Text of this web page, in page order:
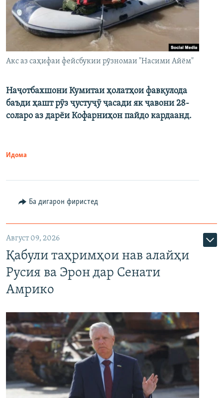
Акс аз саҳифаи фейсбукии рӯзномаи "Насими Айём"
Наҷотбахшони Кумитаи ҳолатҳои фавқулода
баъди ҳашт рӯз ҷустуҷӯ ҷасади як ҷавони 28-
соларо аз дарёи Кофарниҳон пайдо кардаанд.
Идома
Ба дигарон фиристед
Август 09, 2026
Қабули таҳримҳои нав алайҳи
Русия ва Эрон дар Сенати
Амрико